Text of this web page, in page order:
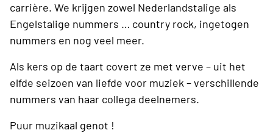
carrière. We krijgen zowel Nederlandstalige als
Engelstalige nummers … country rock, ingetogen
nummers en nog veel meer.
Als kers op de taart covert ze met verve – uit het
elfde seizoen van liefde voor muziek – verschillende
nummers van haar collega deelnemers.
Puur muzikaal genot !